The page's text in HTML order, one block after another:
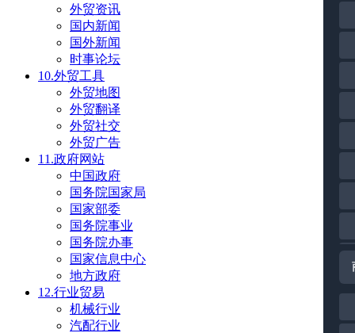
外贸资讯
国内新闻
国外新闻
时事论坛
10.外贸工具
外贸地图
外贸翻译
外贸社交
外贸广告
11.政府网站
中国政府
国务院国家局
国家部委
国务院事业
国务院办事
国家信息中心
地方政府
12.行业贸易
机械行业
汽配行业